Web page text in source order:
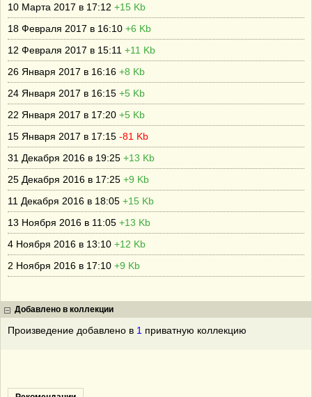
10 Марта 2017 в 17:12 +15 Kb
18 Февраля 2017 в 16:10 +6 Kb
12 Февраля 2017 в 15:11 +11 Kb
26 Января 2017 в 16:16 +8 Kb
24 Января 2017 в 16:15 +5 Kb
22 Января 2017 в 17:20 +5 Kb
15 Января 2017 в 17:15 -81 Kb
31 Декабря 2016 в 19:25 +13 Kb
25 Декабря 2016 в 17:25 +9 Kb
11 Декабря 2016 в 18:05 +15 Kb
13 Ноября 2016 в 11:05 +13 Kb
4 Ноября 2016 в 13:10 +12 Kb
2 Ноября 2016 в 17:10 +9 Kb
Добавлено в коллекции
Произведение добавлено в 1 приватную коллекцию